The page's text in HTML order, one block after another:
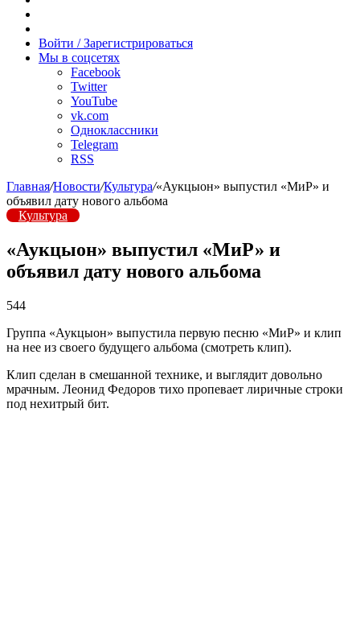
радио
Войти / Зарегистрироваться
Мы в соцсетях
Facebook
Twitter
YouTube
vk.com
Одноклассники
Telegram
RSS
Главная/Новости/Культура/«Аукцыон» выпустил «МиР» и
объявил дату нового альбома
Культура
«Аукцыон» выпустил «МиР» и
объявил дату нового альбома
544
Группа «Аукцыон» выпустила первую песню «МиР» и клип
на нее из своего будущего альбома (смотреть клип).
Клип сделан в смешанной технике, и выглядит довольно
мрачным. Леонид Федоров тихо пропевает лиричные строки
под нехитрый бит.